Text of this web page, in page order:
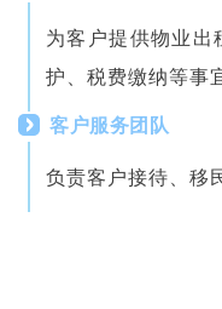
为客户提供物业出
护、税费缴纳等事
客户服务团队
负责客户接待、移